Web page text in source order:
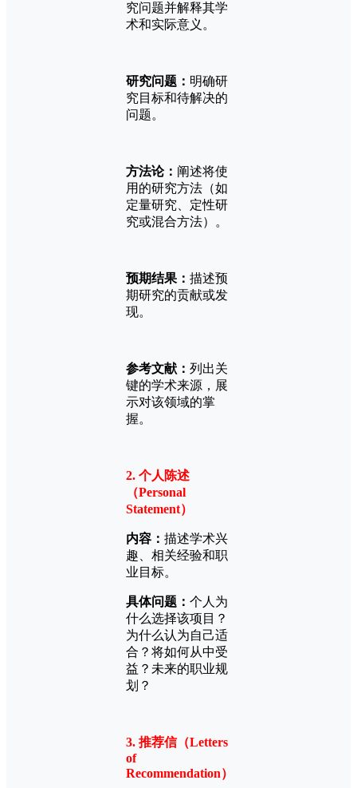
究问题并解释其学
术和实际意义。
研究问题： 明确研
究目标和待解决的
问题。
方法论： 阐述将使
用的研究方法（如
定量研究、定性研
究或混合方法）。
预期结果： 描述预
期研究的贡献或发
现。
参考文献： 列出关
键的学术来源，展
示对该领域的掌
握。
2. 个人陈述
（Personal
Statement）
内容： 描述学术兴
趣、相关经验和职
业目标。
具体问题： 个人为
什么选择该项目？
为什么认为自己适
合？将如何从中受
益？未来的职业规
划？
3. 推荐信（Letters
of
Recommendation）